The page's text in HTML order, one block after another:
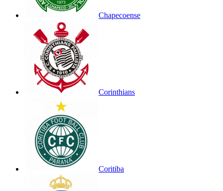
Chapecoense
Corinthians
Coritiba